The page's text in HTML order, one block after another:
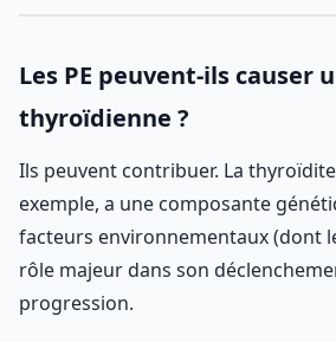
Les PE peuvent-ils causer
thyroïdienne ?
Ils peuvent contribuer. La
exemple, a une composante
facteurs environnementaux (dont
rôle majeur dans son
progression.